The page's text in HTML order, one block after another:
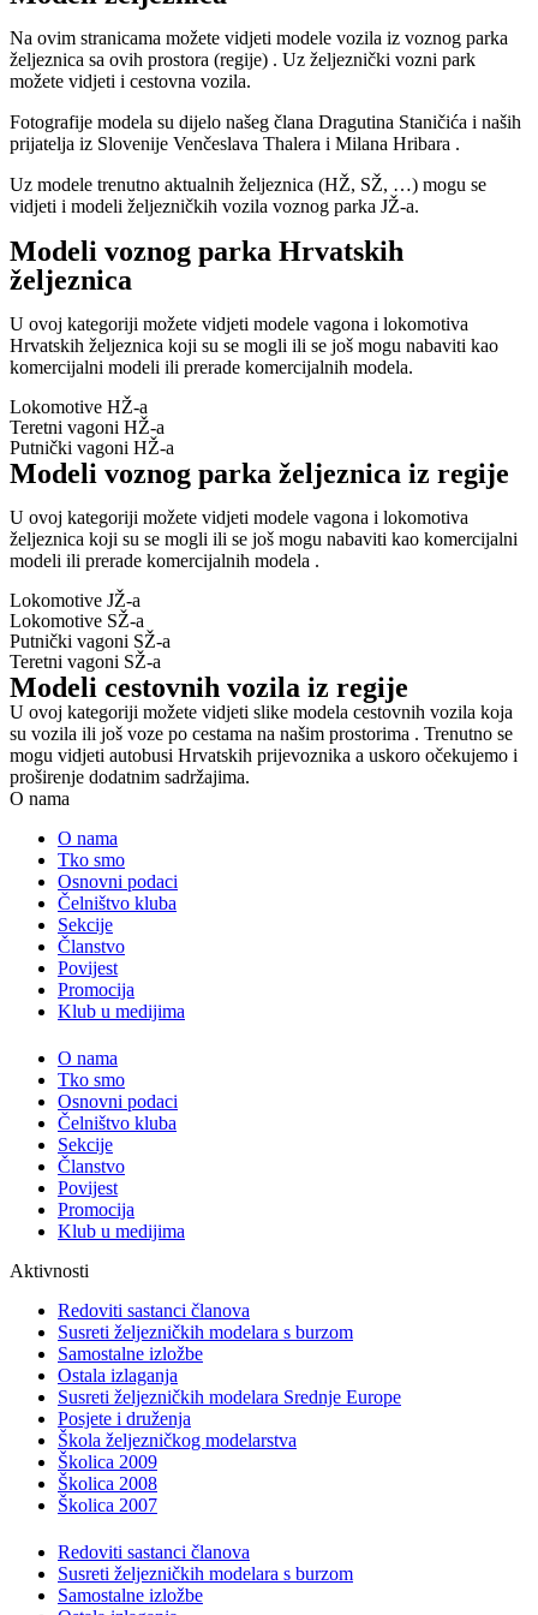
Na ovim stranicama možete vidjeti modele vozila iz voznog parka
željeznica sa ovih prostora (regije) . Uz željeznički vozni park
možete vidjeti i cestovna vozila.
Fotografije modela su dijelo našeg člana Dragutina Staničića i naših
prijatelja iz Slovenije Venčeslava Thalera i Milana Hribara .
Uz modele trenutno aktualnih željeznica (HŽ, SŽ, …) mogu se
vidjeti i modeli željezničkih vozila voznog parka JŽ-a.
Modeli voznog parka Hrvatskih
željeznica
U ovoj kategoriji možete vidjeti modele vagona i lokomotiva
Hrvatskih željeznica koji su se mogli ili se još mogu nabaviti kao
komercijalni modeli ili prerade komercijalnih modela.
Lokomotive HŽ-a
Teretni vagoni HŽ-a
Putnički vagoni HŽ-a
Modeli voznog parka željeznica iz regije
U ovoj kategoriji možete vidjeti modele vagona i lokomotiva
željeznica koji su se mogli ili se još mogu nabaviti kao komercijalni
modeli ili prerade komercijalnih modela .
Lokomotive JŽ-a
Lokomotive SŽ-a
Putnički vagoni SŽ-a
Teretni vagoni SŽ-a
Modeli cestovnih vozila iz regije
U ovoj kategoriji možete vidjeti slike modela cestovnih vozila koja
su vozila ili još voze po cestama na našim prostorima . Trenutno se
mogu vidjeti autobusi Hrvatskih prijevoznika a uskoro očekujemo i
proširenje dodatnim sadržajima.
O nama
O nama
Tko smo
Osnovni podaci
Čelništvo kluba
Sekcije
Članstvo
Povijest
Promocija
Klub u medijima
O nama
Tko smo
Osnovni podaci
Čelništvo kluba
Sekcije
Članstvo
Povijest
Promocija
Klub u medijima
Aktivnosti
Redoviti sastanci članova
Susreti željezničkih modelara s burzom
Samostalne izložbe
Ostala izlaganja
Susreti željezničkih modelara Srednje Europe
Posjete i druženja
Škola željezničkog modelarstva
Školica 2009
Školica 2008
Školica 2007
Redoviti sastanci članova
Susreti željezničkih modelara s burzom
Samostalne izložbe